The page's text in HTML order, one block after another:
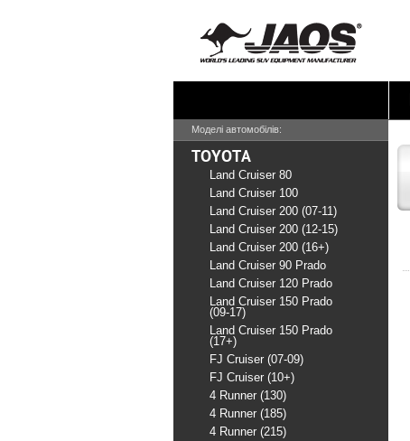
Моделі автомобілів:
TOYOTA
Land Cruiser 80
Land Cruiser 100
Land Cruiser 200 (07-11)
Land Cruiser 200 (12-15)
Land Cruiser 200 (16+)
Land Cruiser 90 Prado
Land Cruiser 120 Prado
Land Cruiser 150 Prado
(09-17)
Land Cruiser 150 Prado
(17+)
FJ Cruiser (07-09)
FJ Cruiser (10+)
4 Runner (130)
4 Runner (185)
4 Runner (215)